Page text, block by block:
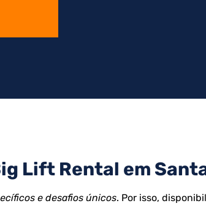
Lift Rental em
e desafios únicos. Por isso,